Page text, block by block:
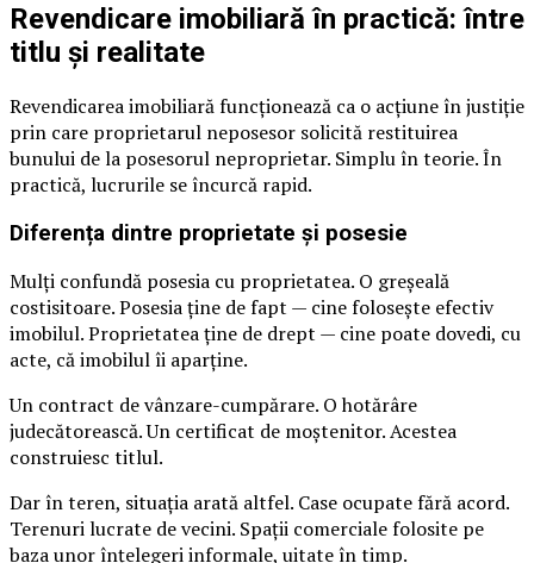
Revendicare imobiliară în practică: între
titlu și realitate
Revendicarea imobiliară funcționează ca o acțiune în justiție
prin care proprietarul neposesor solicită restituirea
bunului de la posesorul neproprietar. Simplu în teorie. În
practică, lucrurile se încurcă rapid.
Diferența dintre proprietate și posesie
Mulți confundă posesia cu proprietatea. O greșeală
costisitoare. Posesia ține de fapt — cine folosește efectiv
imobilul. Proprietatea ține de drept — cine poate dovedi, cu
acte, că imobilul îi aparține.
Un contract de vânzare-cumpărare. O hotărâre
judecătorească. Un certificat de moștenitor. Acestea
construiesc titlul.
Dar în teren, situația arată altfel. Case ocupate fără acord.
Terenuri lucrate de vecini. Spații comerciale folosite pe
baza unor înțelegeri informale, uitate în timp.